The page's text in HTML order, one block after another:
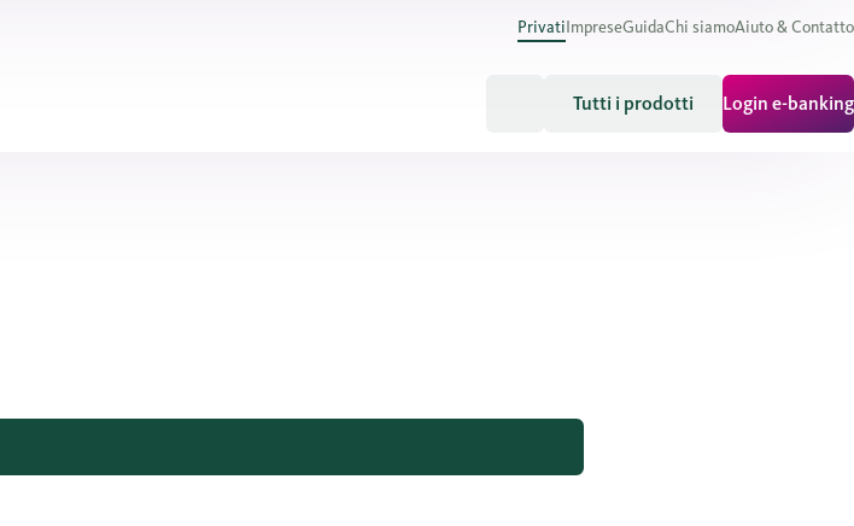
PrivatiImpreseGuidaChi siamoAiuto & Contatto
Tutti i prodotti Login e-banking